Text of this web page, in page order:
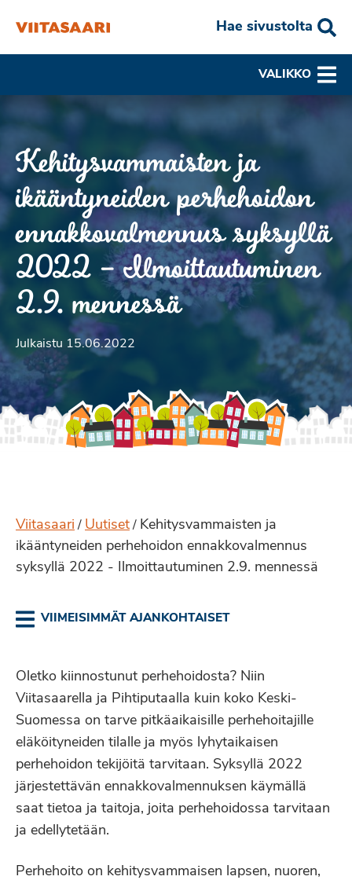
Hae sivustolta
VALIKKO
Kehitysvammaisten ja
ikääntyneiden perhehoidon
ennakkovalmennus syksyllä
2022 – Ilmoittautuminen
2.9. mennessä
Julkaistu 15.06.2022
Viitasaari / Uutiset / Kehitysvammaisten ja
ikääntyneiden perhehoidon ennakkovalmennus
syksyllä 2022 - Ilmoittautuminen 2.9. mennessä
VIIMEISIMMÄT AJANKOHTAISET
Oletko kiinnostunut perhehoidosta? Niin
Viitasaarella ja Pihtiputaalla kuin koko Keski-
Suomessa on tarve pitkäaikaisille perhehoitajille
eläköityneiden tilalle ja myös lyhytaikaisen
perhehoidon tekijöitä tarvitaan. Syksyllä 2022
järjestettävän ennakkovalmennuksen käymällä
saat tietoa ja taitoja, joita perhehoidossa tarvitaan
ja edellytetään.
Perhehoito on kehitysvammaisen lapsen, nuoren,